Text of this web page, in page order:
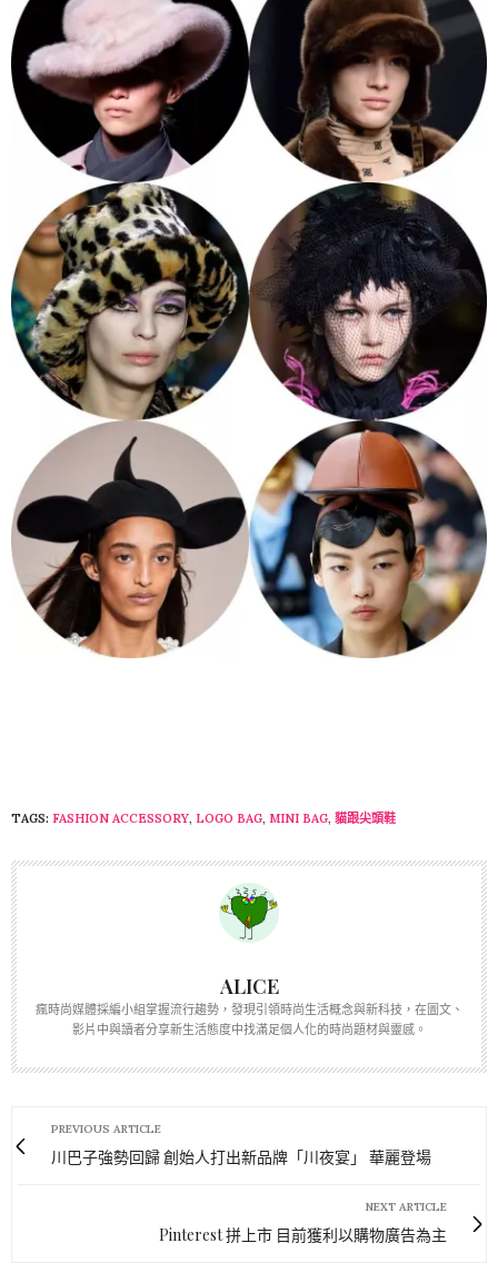
TAGS: FASHION ACCESSORY, LOGO BAG, MINI BAG, 貓跟尖頭鞋
ALICE
瘋時尚媒體採編小組掌握流行趨勢，發現引領時尚生活概念與新科技，在圖文、
影片中與讀者分享新生活態度中找滿足個人化的時尚題材與靈感。
PREVIOUS ARTICLE
川巴子強勢回歸 創始人打出新品牌「川夜宴」 華麗登場
NEXT ARTICLE
Pinterest 拼上市 目前獲利以購物廣告為主